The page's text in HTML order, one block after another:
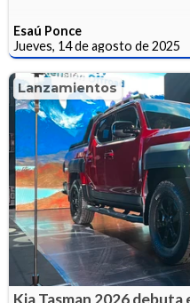
Esaú Ponce
Jueves, 14 de agosto de 2025
Lanzamientos